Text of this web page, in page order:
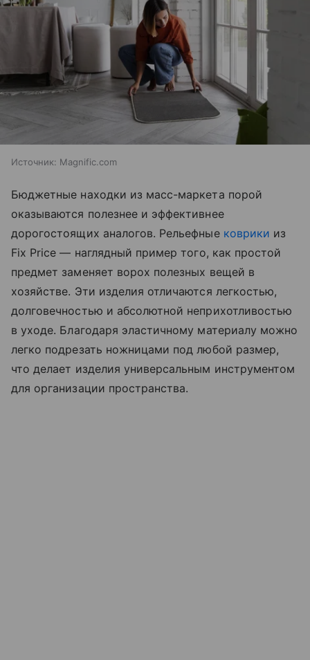
Источник: Magnific.com
Бюджетные находки из масс-маркета порой
оказываются полезнее и эффективнее
дорогостоящих аналогов. Рельефные коврики из
Fix Price — наглядный пример того, как простой
предмет заменяет ворох полезных вещей в
хозяйстве. Эти изделия отличаются легкостью,
долговечностью и абсолютной неприхотливостью
в уходе. Благодаря эластичному материалу можно
легко подрезать ножницами под любой размер,
что делает изделия универсальным инструментом
для организации пространства.